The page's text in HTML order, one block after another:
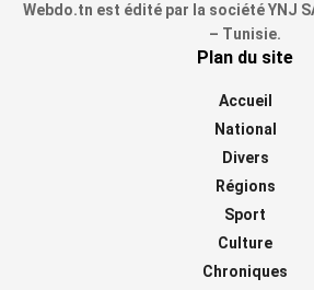
Webdo.tn est édité par la société YNJ
– Tunisie.
Plan du site
Accueil
National
Divers
Régions
Sport
Culture
Chroniques